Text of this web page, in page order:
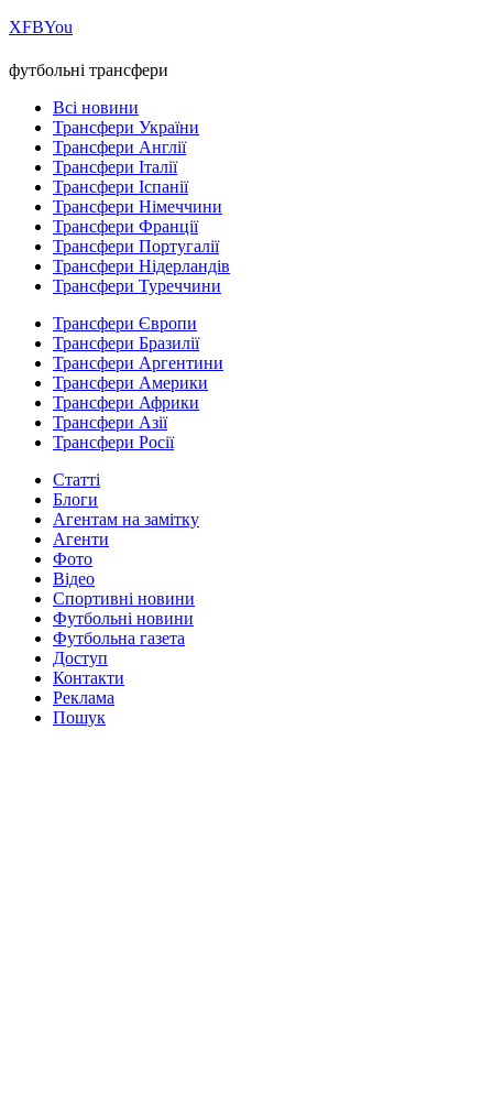
ХFBYou
футбольні трансфери
Всі новини
Трансфери України
Трансфери Англії
Трансфери Італії
Трансфери Іспанії
Трансфери Німеччини
Трансфери Франції
Трансфери Португалії
Трансфери Нідерландів
Трансфери Туреччини
Трансфери Європи
Трансфери Бразилії
Трансфери Аргентини
Трансфери Америки
Трансфери Африки
Трансфери Азії
Трансфери Росії
Статті
Блоги
Агентам на замітку
Агенти
Фото
Відео
Спортивні новини
Футбольні новини
Футбольна газета
Доступ
Контакти
Реклама
Пошук